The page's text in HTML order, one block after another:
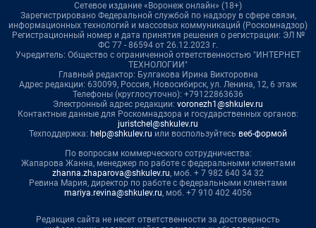
Сетевое издание «Воронеж онлайн» (18+)
Зарегистрировано Федеральной службой по надзору в сфере связи,
информационных технологий и массовых коммуникаций (Роскомнадзор)
Регистрационный номер и дата принятия решения о регистрации: ЭЛ №
ФС 77 - 86594 от 26.12.2023 г.
Учредитель: Общество с ограниченной ответственностью "ИНТЕРНЕТ
ТЕХНОЛОГИИ"
Главный редактор: Булгакова Ирина Викторовна
Адрес редакции: 630099, Россия, Новосибирск, ул. Ленина, 12, 6 этаж
Телефоны (круглосуточно): +79122863636
Электронный адрес редакции: voronezh1@shkulev.ru
Контактные данные для Роскомнадзора и государственных органов:
juristchel@shkulev.ru
Техподдержка: help@shkulev.ru или воспользуйтесь веб-формой
По вопросам коммерческого сотрудничества:
Жапарова Жанна, менеджер по работе с федеральными клиентами
zhanna.zhaparova@shkulev.ru, моб. + 7 982 640 34 32
Ревина Мария, директор по работе с федеральными клиентами
mariya.revina@shkulev.ru, моб. +7 910 402 4056
Редакция сайта не несет ответственности за достоверность